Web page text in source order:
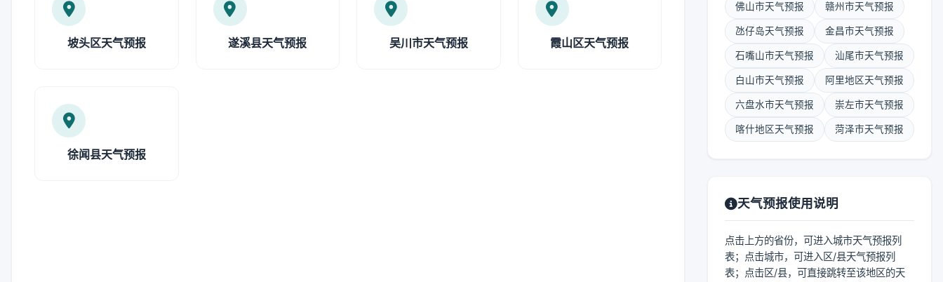
坡头区天气预报 遂溪县天气预报 吴川市天气预报 霞山区天气预报
徐闻县天气预报
佛山市天气预报 赣州市天气预报
氹仔岛天气预报 金昌市天气预报
石嘴山市天气预报 汕尾市天气预报
白山市天气预报 阿里地区天气预报
六盘水市天气预报 崇左市天气预报
喀什地区天气预报 菏泽市天气预报
天气预报使用说明
点击上方的省份，可进入城市天气预报列
表；点击城市，可进入区/县天气预报列
表；点击区/县，可直接跳转至该地区的天